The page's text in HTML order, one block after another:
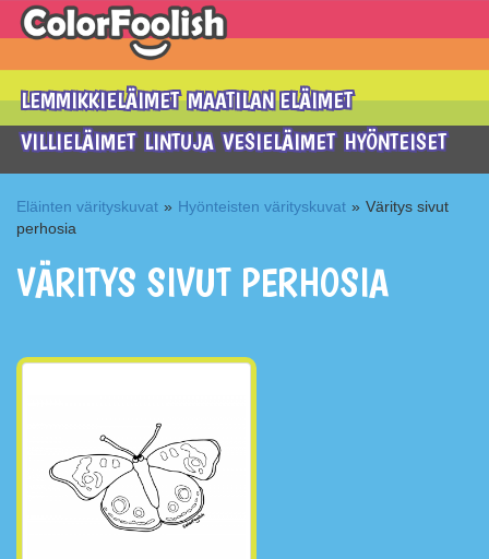
LEMMIKKIELÄIMET MAATILAN ELÄIMET
VILLIELÄIMET LINTUJA VESIELÄIMET HYÖNTEISET
Eläinten värityskuvat » Hyönteisten värityskuvat » Väritys sivut
perhosia
VÄRITYS SIVUT PERHOSIA